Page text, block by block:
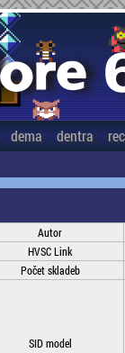
dema dentra
Autor
HVSC Link
Počet skladeb
SID model